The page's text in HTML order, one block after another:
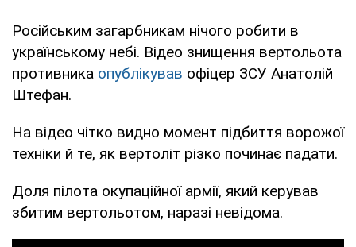
Російським загарбникам нічого робити в
українському небі. Відео знищення вертольота
противника опублікував офіцер ЗСУ Анатолій
Штефан.
На відео чітко видно момент підбиття ворожої
техніки й те, як вертоліт різко починає падати.
Доля пілота окупаційної армії, який керував
збитим вертольотом, наразі невідома.